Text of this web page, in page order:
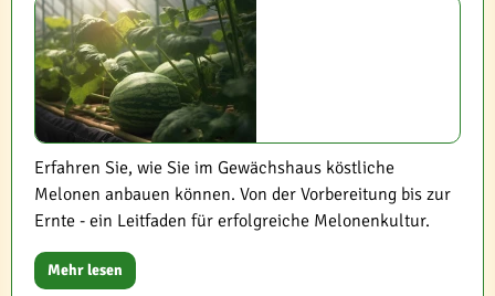
Erfahren Sie, wie Sie im Gewächshaus köstliche
Melonen anbauen können. Von der Vorbereitung bis zur
Ernte - ein Leitfaden für erfolgreiche Melonenkultur.
Mehr lesen